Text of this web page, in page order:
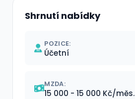
Shrnutí nabídky
POZICE:
Účetní
MZDA:
15 000 - 15 000 Kč/měs.